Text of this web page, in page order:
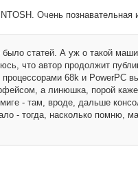
Очень познавательная и
статей. А уж о такой
что автор продолжит
68k и PowerPC
а линюшка, порой
- там, вроде, дальше
- тогда, насколько помню,